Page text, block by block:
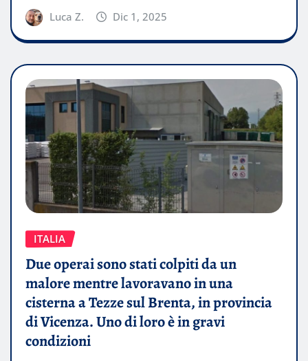
Luca Z. Dic 1, 2025
ITALIA
Due operai sono stati colpiti da un
malore mentre lavoravano in una
cisterna a Tezze sul Brenta, in provincia
di Vicenza. Uno di loro è in gravi
condizioni